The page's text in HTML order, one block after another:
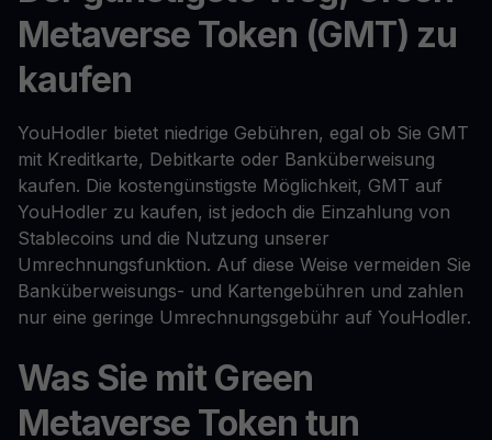
Metaverse Token (GMT) zu
kaufen
YouHodler bietet niedrige Gebühren, egal ob Sie GMT
mit Kreditkarte, Debitkarte oder Banküberweisung
kaufen. Die kostengünstigste Möglichkeit, GMT auf
YouHodler zu kaufen, ist jedoch die Einzahlung von
Stablecoins und die Nutzung unserer
Umrechnungsfunktion. Auf diese Weise vermeiden Sie
Banküberweisungs- und Kartengebühren und zahlen
nur eine geringe Umrechnungsgebühr auf YouHodler.
Was Sie mit Green
Metaverse Token tun